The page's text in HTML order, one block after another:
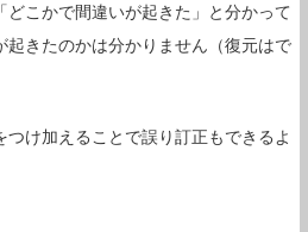
こかで間違いが起きた」と分かって
起きたのかは分かりません（復元はで
け加えることで誤り訂正もできるよ